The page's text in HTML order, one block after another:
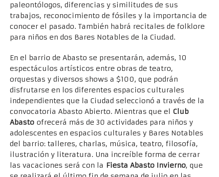
paleontólogos, diferencias y similitudes de sus
trabajos, reconocimiento de fósiles y la importancia de
conocer el pasado. También habrá recitales de folklore
para niños en dos Bares Notables de la Ciudad.
En el barrio de Abasto se presentarán, además, 10
espectáculos artísticos entre obras de teatro,
orquestas y diversos shows a $100, que podrán
disfrutarse en los diferentes espacios culturales
independientes que la Ciudad seleccionó a través de la
convocatoria Abasto Abierto. Mientras que el Club
Abasto ofrecerá más de 30 actividades para niños y
adolescentes en espacios culturales y Bares Notables
del barrio: talleres, charlas, música, teatro, filosofía,
ilustración y literatura. Una increíble forma de cerrar
las vacaciones será con la Fiesta Abasto Invierno, que